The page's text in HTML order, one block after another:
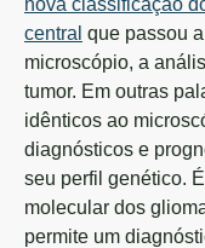
nova classificação
central que passou
microscópio, a
tumor. Em outras
idênticos ao
diagnósticos e
seu perfil genético.
molecular dos
permite um